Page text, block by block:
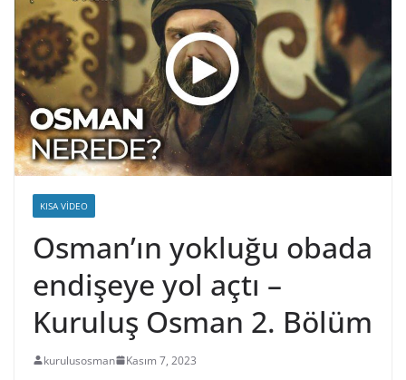
KISA VIDEO
Osman’ın yokluğu obada
endişeye yol açtı –
Kuruluş Osman 2. Bölüm
kurulusosman Kasım 7, 2023